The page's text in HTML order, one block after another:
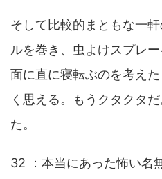
そして比較的まともな一
ルを巻き、虫よけスプレ
面に直に寝転ぶのを考え
く思える。もうクタクタ
た。
32 ：本当にあった怖い